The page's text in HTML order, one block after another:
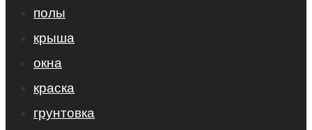
полы
крыша
окна
краска
грунтовка